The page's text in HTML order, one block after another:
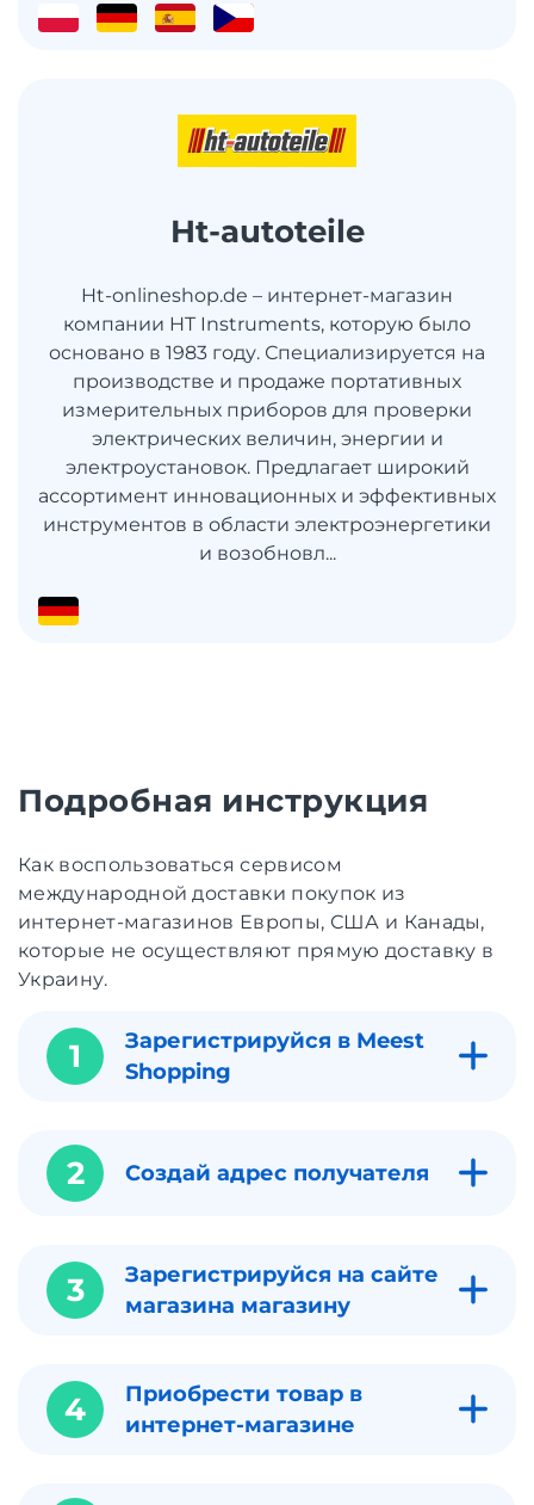
Ht-autoteile
Ht-onlineshop.de – интернет-магазин
компании HT Instruments, которую было
основано в 1983 году. Специализируется на
производстве и продаже портативных
измерительных приборов для проверки
электрических величин, энергии и
электроустановок. Предлагает широкий
ассортимент инновационных и эффективных
инструментов в области электроэнергетики
и возобновл...
Подробная инструкция
Как воспользоваться сервисом
международной доставки покупок из
интернет-магазинов Европы, США и Канады,
которые не осуществляют прямую доставку в
Украину.
1
Зарегистрируйся в Meest
Shopping
2 Создай адрес получателя
3
Зарегистрируйся на сайте
магазина магазину
4
Приобрести товар в
интернет-магазине